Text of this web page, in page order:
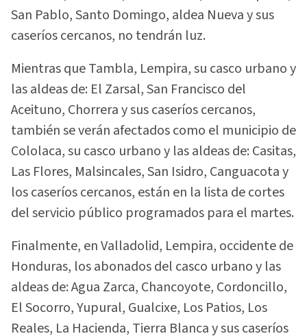
San Pablo, Santo Domingo, aldea Nueva y sus
caseríos cercanos, no tendrán luz.
Mientras que Tambla, Lempira, su casco urbano y
las aldeas de: El Zarsal, San Francisco del
Aceituno, Chorrera y sus caseríos cercanos,
también se verán afectados como el municipio de
Cololaca, su casco urbano y las aldeas de: Casitas,
Las Flores, Malsincales, San Isidro, Canguacota y
los caseríos cercanos, están en la lista de cortes
del servicio público programados para el martes.
Finalmente, en Valladolid, Lempira, occidente de
Honduras, los abonados del casco urbano y las
aldeas de: Agua Zarca, Chancoyote, Cordoncillo,
El Socorro, Yupural, Gualcixe, Los Patios, Los
Reales, La Hacienda, Tierra Blanca y sus caseríos